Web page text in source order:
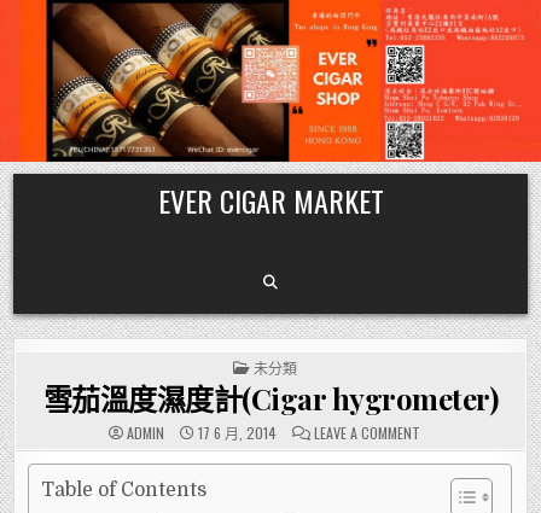
Skip
to
content
EVER CIGAR MARKET
POSTED
IN
未分類
雪茄溫度濕度計(Cigar hygrometer)
ADMIN 17 6 月, 2014 LEAVE A COMMENT
雪
茄
Table of Contents